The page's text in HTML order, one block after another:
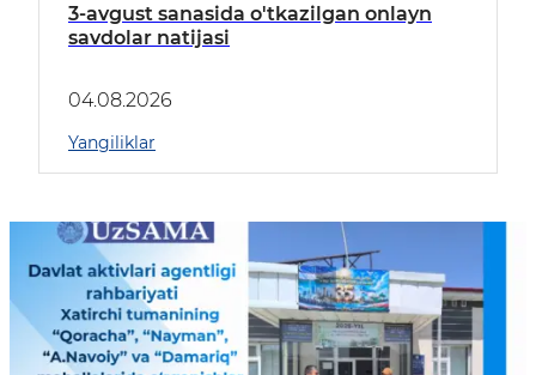
3-avgust sanasida o'tkazilgan onlayn
savdolar natijasi
04.08.2026
Yangiliklar